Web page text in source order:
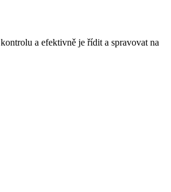
a efektivně je řídit a spravovat na